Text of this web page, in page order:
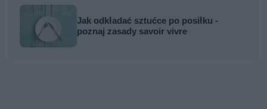
Jak odkładać sztućce po posiłku -
poznaj zasady savoir vivre